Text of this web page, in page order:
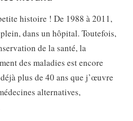
histoire ! De 1988 à 2011,
dans un hôpital. Toutefois,
de la santé, la
des maladies est encore
plus de 40 ans que j’œuvre
alternatives,